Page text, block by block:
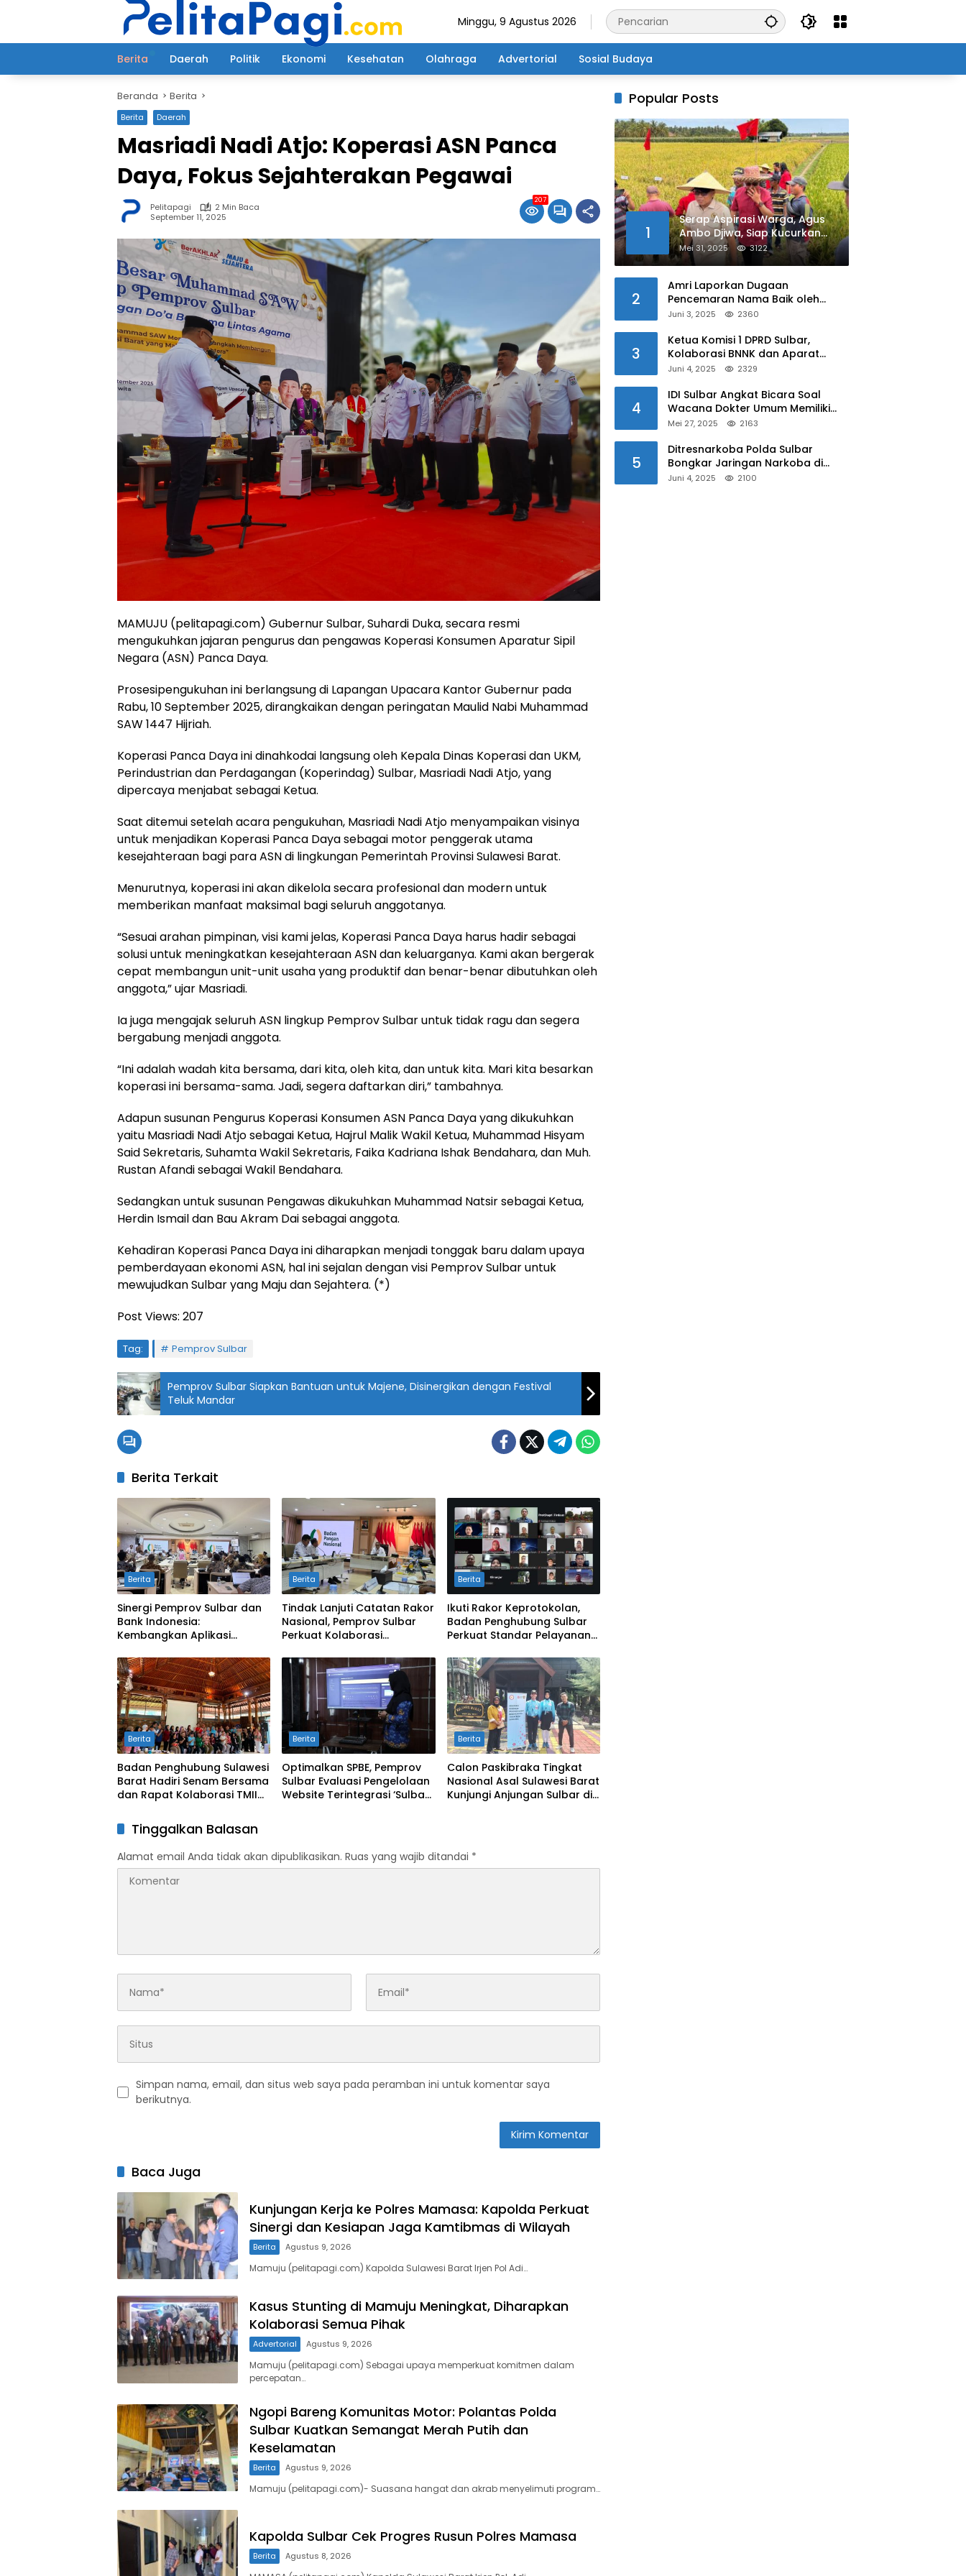
Minggu, 9 Agustus 2026
Berita Daerah Politik Ekonomi Kesehatan Olahraga Advertorial Sosial Budaya
Beranda Berita
Berita Daerah
Masriadi Nadi Atjo: Koperasi ASN Panca
Daya, Fokus Sejahterakan Pegawai
Pelitapagi
2 Min Baca
September 11, 2025
207
MAMUJU (pelitapagi.com) Gubernur Sulbar, Suhardi Duka, secara resmi
mengukuhkan jajaran pengurus dan pengawas Koperasi Konsumen Aparatur Sipil
Negara (ASN) Panca Daya.
Prosesipengukuhan ini berlangsung di Lapangan Upacara Kantor Gubernur pada
Rabu, 10 September 2025, dirangkaikan dengan peringatan Maulid Nabi Muhammad
SAW 1447 Hijriah.
Koperasi Panca Daya ini dinahkodai langsung oleh Kepala Dinas Koperasi dan UKM,
Perindustrian dan Perdagangan (Koperindag) Sulbar, Masriadi Nadi Atjo, yang
dipercaya menjabat sebagai Ketua.
Saat ditemui setelah acara pengukuhan, Masriadi Nadi Atjo menyampaikan visinya
untuk menjadikan Koperasi Panca Daya sebagai motor penggerak utama
kesejahteraan bagi para ASN di lingkungan Pemerintah Provinsi Sulawesi Barat.
Menurutnya, koperasi ini akan dikelola secara profesional dan modern untuk
memberikan manfaat maksimal bagi seluruh anggotanya.
“Sesuai arahan pimpinan, visi kami jelas, Koperasi Panca Daya harus hadir sebagai
solusi untuk meningkatkan kesejahteraan ASN dan keluarganya. Kami akan bergerak
cepat membangun unit-unit usaha yang produktif dan benar-benar dibutuhkan oleh
anggota,” ujar Masriadi.
Ia juga mengajak seluruh ASN lingkup Pemprov Sulbar untuk tidak ragu dan segera
bergabung menjadi anggota.
“Ini adalah wadah kita bersama, dari kita, oleh kita, dan untuk kita. Mari kita besarkan
koperasi ini bersama-sama. Jadi, segera daftarkan diri,” tambahnya.
Adapun susunan Pengurus Koperasi Konsumen ASN Panca Daya yang dikukuhkan
yaitu Masriadi Nadi Atjo sebagai Ketua, Hajrul Malik Wakil Ketua, Muhammad Hisyam
Said Sekretaris, Suhamta Wakil Sekretaris, Faika Kadriana Ishak Bendahara, dan Muh.
Rustan Afandi sebagai Wakil Bendahara.
Sedangkan untuk susunan Pengawas dikukuhkan Muhammad Natsir sebagai Ketua,
Herdin Ismail dan Bau Akram Dai sebagai anggota.
Kehadiran Koperasi Panca Daya ini diharapkan menjadi tonggak baru dalam upaya
pemberdayaan ekonomi ASN, hal ini sejalan dengan visi Pemprov Sulbar untuk
mewujudkan Sulbar yang Maju dan Sejahtera. (*)
Post Views: 207
Tag: Pemprov Sulbar
Pemprov Sulbar Siapkan Bantuan untuk Majene, Disinergikan dengan Festival
Berita Terkait
Berita
Sinergi Pemprov Sulbar dan
Bank Indonesia:
Kembangkan Aplikasi
Harga Pangan
Berita
Tindak Lanjuti Catatan Rakor
Nasional, Pemprov Sulbar
Perkuat Kolaborasi
BSPS
Berita
Ikuti Rakor Keprotokolan,
Badan Penghubung Sulbar
Perkuat Standar Pelayanan
Berita
Badan Penghubung Sulawesi
Barat Hadiri Senam Bersama
dan Rapat Kolaborasi TMII
Berita
Optimalkan SPBE, Pemprov
Sulbar Evaluasi Pengelolaan
Website Terintegrasi ‘Sulbar
Berita
Calon Paskibraka Tingkat
Nasional Asal Sulawesi Barat
Kunjungi Anjungan Sulbar di
Tinggalkan Balasan
Alamat email Anda tidak akan dipublikasikan. Ruas yang wajib ditandai *
Simpan nama, email, dan situs web saya pada peramban ini untuk komentar saya
berikutnya.
Baca Juga
Kunjungan Kerja ke Polres Mamasa: Kapolda Perkuat
Sinergi dan Kesiapan Jaga Kamtibmas di Wilayah
Berita Agustus 9, 2026
Mamuju (pelitapagi.com) Kapolda Sulawesi Barat Irjen Pol Adi…
Kasus Stunting di Mamuju Meningkat, Diharapkan
Kolaborasi Semua Pihak
Advertorial Agustus 9, 2026
Mamuju (pelitapagi.com) Sebagai upaya memperkuat komitmen dalam
percepatan…
Ngopi Bareng Komunitas Motor: Polantas Polda
Sulbar Kuatkan Semangat Merah Putih dan
Keselamatan
Berita Agustus 9, 2026
Mamuju (pelitapagi.com)- Suasana hangat dan akrab menyelimuti program…
Kapolda Sulbar Cek Progres Rusun Polres Mamasa
Berita Agustus 8, 2026
Popular Posts
1
Serap Aspirasi Warga, Agus
Ambo Djiwa, Siap Kucurkan
Bantuan Pertanian di Kalukku
Mei 31, 2025 3122
2
Amri Laporkan Dugaan
Pencemaran Nama Baik oleh
Oknum Polisi ke Propam Polda
Juni 3, 2025 2360
3
Ketua Komisi 1 DPRD Sulbar,
Kolaborasi BNNK dan Aparat
Kepolisian Tekan Penyalahgunaan
Juni 4, 2025 2329
4
IDI Sulbar Angkat Bicara Soal
Wacana Dokter Umum Memiliki
Kewenangan Operasi Caesar
Mei 27, 2025 2163
5
Ditresnarkoba Polda Sulbar
Bongkar Jaringan Narkoba di
Mamuju, Dua Pria Ditangkap! Jejak
Juni 4, 2025 2100